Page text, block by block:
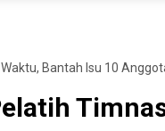
Bantah Isu 10